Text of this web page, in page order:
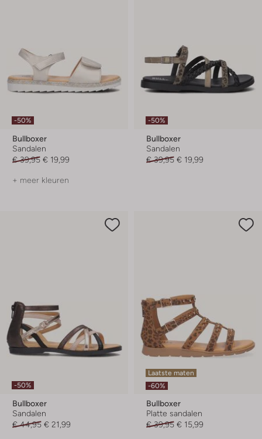
-50%
Bullboxer
Sandalen
€ 39,95 € 19,99
+ meer kleuren
-50%
Bullboxer
Sandalen
€ 39,95 € 19,99
-50%
Bullboxer
Sandalen
€ 44,95 € 21,99
Laatste maten
-60%
Bullboxer
Platte sandalen
€ 39,95 € 15,99